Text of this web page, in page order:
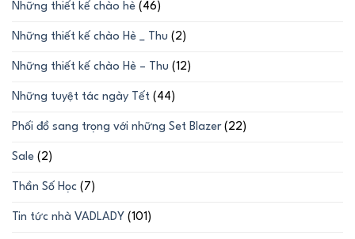
Những thiết kế chào hè (46)
Những thiết kế chào Hè _ Thu (2)
Những thiết kế chào Hè – Thu (12)
Những tuyệt tác ngày Tết (44)
Phối đồ sang trọng với những Set Blazer(22)
Sale (2)
Thần Số Học (7)
Tin tức nhà VADLADY (101)